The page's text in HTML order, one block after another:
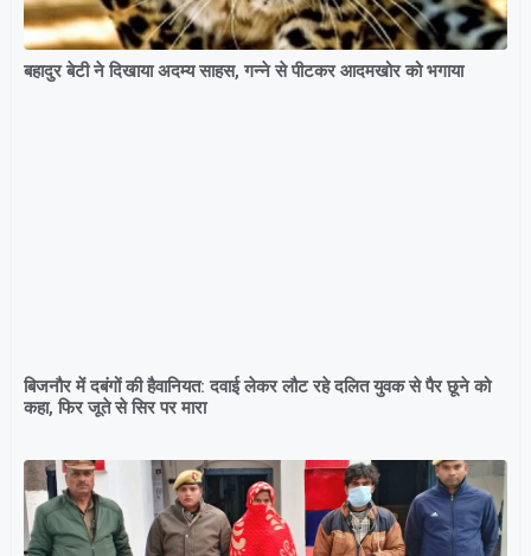
बहादुर बेटी ने दिखाया अदम्य साहस, गन्ने से पीटकर आदमखोर को भगाया
बिजनौर में दबंगों की हैवानियत: दवाई लेकर लौट रहे दलित युवक से पैर छूने को
कहा, फिर जूते से सिर पर मारा